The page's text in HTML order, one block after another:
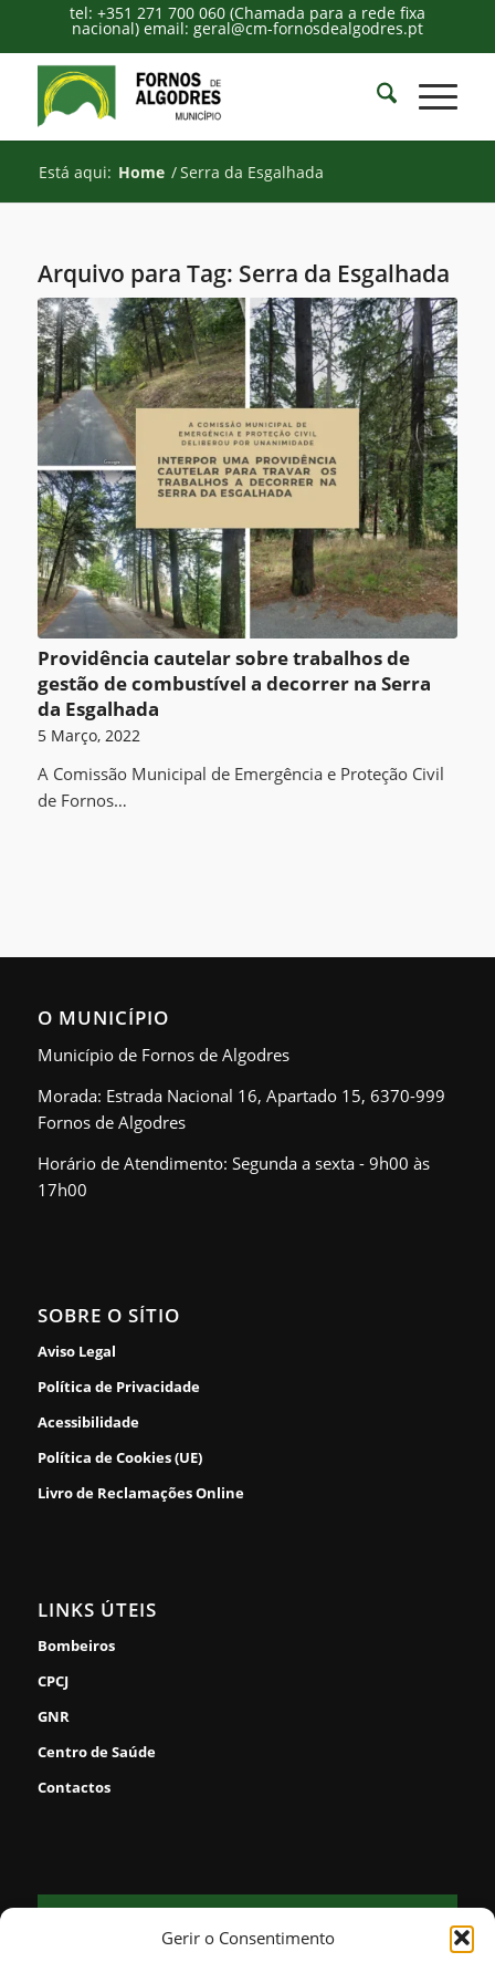
Gerir o Consentimento
tel: +351 271 700 060 (Chamada para a rede fixa
nacional) email: geral@cm-fornosdealgodres.pt
Está aqui: Home /Serra da Esgalhada
Arquivo para Tag: Serra da Esgalhada
Providência cautelar sobre trabalhos de
gestão de combustível a decorrer na Serra
da Esgalhada
5 Março, 2022
A Comissão Municipal de Emergência e Proteção Civil
de Fornos…
O MUNICÍPIO
Município de Fornos de Algodres
Morada: Estrada Nacional 16, Apartado 15, 6370-999
Fornos de Algodres
Horário de Atendimento: Segunda a sexta - 9h00 às
17h00
SOBRE O SÍTIO
Aviso Legal
Política de Privacidade
Acessibilidade
Política de Cookies (UE)
Livro de Reclamações Online
LINKS ÚTEIS
Bombeiros
CPCJ
GNR
Centro de Saúde
Contactos
FORNOS